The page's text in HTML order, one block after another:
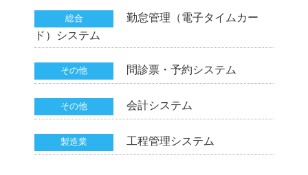
総合
勤怠管理（電子タイムカー
ド）システム
その他 問診票・予約システム
その他 会計システム
製造業 工程管理システム